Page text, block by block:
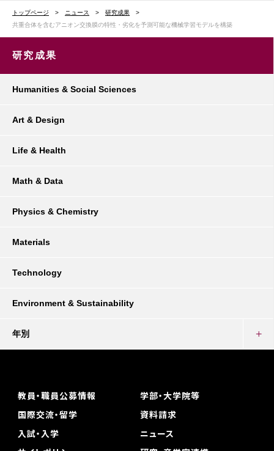
トップページ ニュース
研究成果
共重合体を含むアニオン交換膜の特性・劣化を予測可能な機械学習モデルを構築
研究成果
Humanities & Social Sciences
Art & Design
Life & Health
Math & Data
Physics & Chemistry
Materials
Technology
Environment & Sustainability
年別
教員・職員公募情報
学部・大学院等
国際交流・留学
資料請求
入試・入学
ニュース